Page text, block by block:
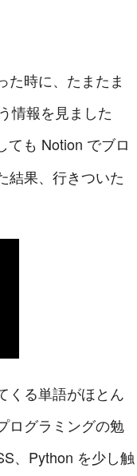
た時に、たまたま
情報を見ました
ても Notion でブロ
結果、行きついた
くる単語がほとん
ログラミングの勉
、Python を少し触